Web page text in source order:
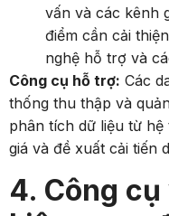
vấn và các kênh
điểm cần cải
nghệ hỗ trợ và
Công cụ hỗ trợ: Các
thống thu thập và
phân tích dữ liệu từ
giá và đề xuất cải tiến
4. Công